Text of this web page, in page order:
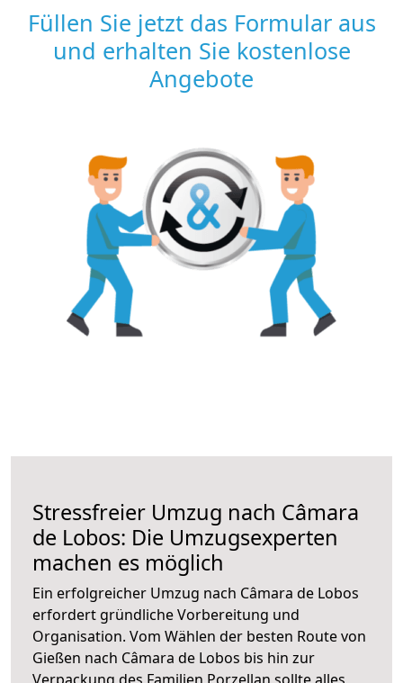
Füllen Sie jetzt das Formular aus
und erhalten Sie kostenlose
Angebote
Stressfreier Umzug nach Câmara
de Lobos: Die Umzugsexperten
machen es möglich
Ein erfolgreicher Umzug nach Câmara de Lobos
erfordert gründliche Vorbereitung und
Organisation. Vom Wählen der besten Route von
Gießen nach Câmara de Lobos bis hin zur